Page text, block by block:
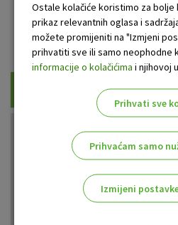
Bankomat
Prikaži samo uplatne
Ostale kolačiće koristimo za
prikaz relevantnih oglasa i
možete promijeniti na "Izmjeni
prihvatiti sve ili samo neophodne
informacije o kolačićima i njihovoj
Prihvati sve
Prihvaćam samo
Izmijeni